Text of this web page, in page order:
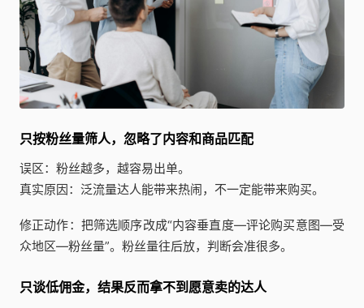
只按粉丝量筛人，忽略了内容和商品匹配
误区：粉丝越多，越容易出单。
真实原因：泛流量达人能带来热闹，不一定能带来购买。
修正动作：把筛选顺序改成“内容垂直度—评论购买意图—受
众地区—粉丝量”。粉丝量往后放，判断会准很多。
只谈低佣金，结果反而拿不到愿意卖的达人